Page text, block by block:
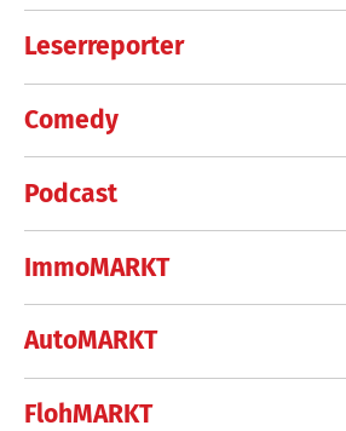
Leserreporter
Comedy
Podcast
ImmoMARKT
AutoMARKT
FlohMARKT